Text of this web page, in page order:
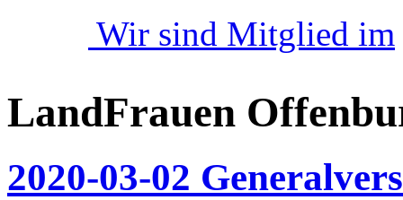
Wir sind Mitglied im
LandFrauen
2020-03-02